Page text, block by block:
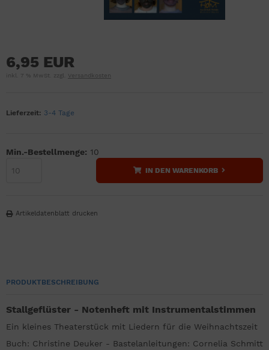
6,95 EUR
inkl. 7 % MwSt. zzgl. Versandkosten
Lieferzeit: 3-4 Tage
Min.-Bestellmenge: 10
IN DEN WARENKORB
Artikeldatenblatt drucken
PRODUKTBESCHREIBUNG
Stallgeflüster - Notenheft mit Instrumentalstimmen
Ein kleines Theaterstück mit Liedern für die Weihnachtszeit
Buch: Christine Deuker - Bastelanleitungen: Cornelia Schmitt